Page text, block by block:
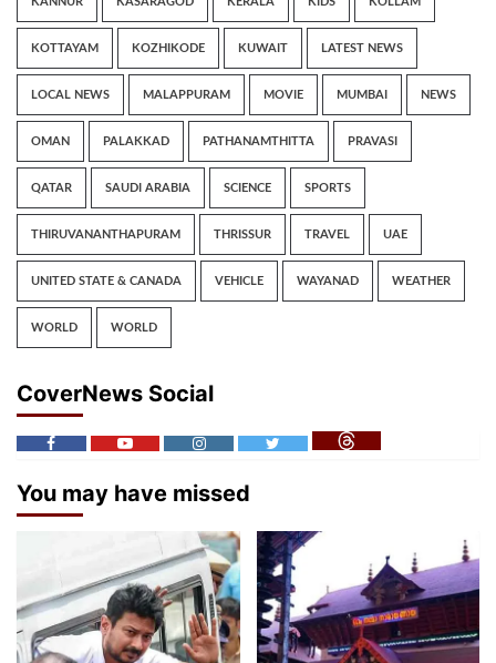
KOTTAYAM KOZHIKODE KUWAIT LATEST NEWS
LOCAL NEWS MALAPPURAM MOVIE MUMBAI NEWS
OMAN PALAKKAD PATHANAMTHITTA PRAVASI
QATAR SAUDI ARABIA SCIENCE SPORTS
THIRUVANANTHAPURAM THRISSUR TRAVEL UAE
UNITED STATE & CANADA VEHICLE WAYANAD WEATHER
WORLD WORLD
CoverNews Social
You may have missed